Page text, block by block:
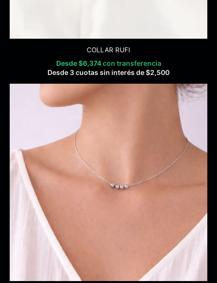
COLLAR RUFI
Desde$6,374 con transferencia
Desde 3 cuotas sin interés de$2,500